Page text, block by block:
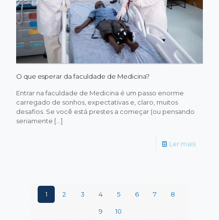
O que esperar da faculdade de Medicina?
Entrar na faculdade de Medicina é um passo enorme
carregado de sonhos, expectativas e, claro, muitos
desafios. Se você está prestes a começar (ou pensando
seriamente […]
Ler mais-
1 2 3 4 5 6 7 8
9 10